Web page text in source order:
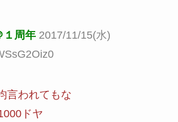
１周年 2017/11/15(水)
言われてもな
ドヤ